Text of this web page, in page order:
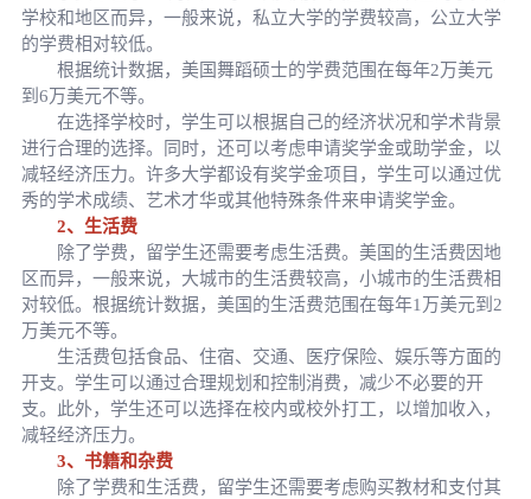
学校和地区而异，一般来说，私立大学的学费较高，公立大学
的学费相对较低。
根据统计数据，美国舞蹈硕士的学费范围在每年2万美元
到6万美元不等。
在选择学校时，学生可以根据自己的经济状况和学术背景
进行合理的选择。同时，还可以考虑申请奖学金或助学金，以
减轻经济压力。许多大学都设有奖学金项目，学生可以通过优
秀的学术成绩、艺术才华或其他特殊条件来申请奖学金。
2、生活费
除了学费，留学生还需要考虑生活费。美国的生活费因地
区而异，一般来说，大城市的生活费较高，小城市的生活费相
对较低。根据统计数据，美国的生活费范围在每年1万美元到2
万美元不等。
生活费包括食品、住宿、交通、医疗保险、娱乐等方面的
开支。学生可以通过合理规划和控制消费，减少不必要的开
支。此外，学生还可以选择在校内或校外打工，以增加收入，
减轻经济压力。
3、书籍和杂费
除了学费和生活费，留学生还需要考虑购买教材和支付其